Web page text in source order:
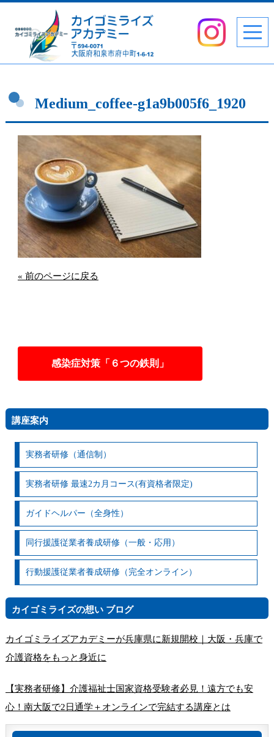
Medium_coffee-g1a9b005f6_1920
« 前のページに戻る
感染症対策「６つの鉄則」
講座案内
実務者研修（通信制）
実務者研修 最速2カ月コース(有資格者限定)
ガイドヘルパー（全身性）
同行援護従業者養成研修（一般・応用）
行動援護従業者養成研修（完全オンライン）
カイゴミライズの想い ブログ
カイゴミライズアカデミーが兵庫県に新規開校｜大阪・兵庫で
介護資格をもっと身近に
【実務者研修】介護福祉士国家資格受験者必見！遠方でも安
心！南大阪で2日通学＋オンラインで完結する講座とは